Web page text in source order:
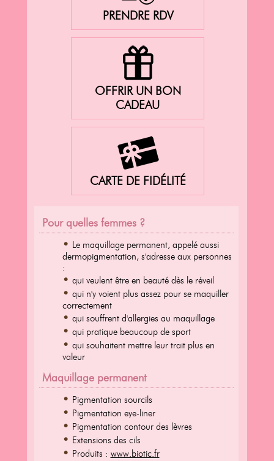
PRENDRE RDV
OFFRIR UN BON
CADEAU
CARTE DE FIDÉLITÉ
Pour quelles femmes ?
Le maquillage permanent, appelé aussi
dermopigmentation, s'adresse aux personnes
:
qui veulent être en beauté dès le réveil
qui n'y voient plus assez pour se maquiller
correctement
qui souffrent d'allergies au maquillage
qui pratique beaucoup de sport
qui souhaitent mettre leur trait plus en
valeur
Maquillage permanent
Pigmentation sourcils
Pigmentation eye-liner
Pigmentation contour des lèvres
Extensions des cils
Produits : www.biotic.fr